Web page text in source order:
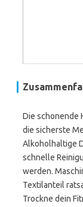
Die schonende
die sicherste
Alkoholhaltige
schnelle
werden.
Textilanteil
Trockne dein